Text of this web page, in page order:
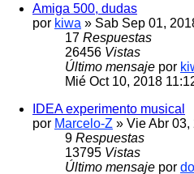
Amiga 500, dudas
por kiwa » Sab Sep 01,
17 Respuestas
26456 Vistas
Último mensaje por
Mié Oct 10, 2018
IDEA experimento musical
por Marcelo-Z » Vie Abr 03,
9 Respuestas
13795 Vistas
Último mensaje por